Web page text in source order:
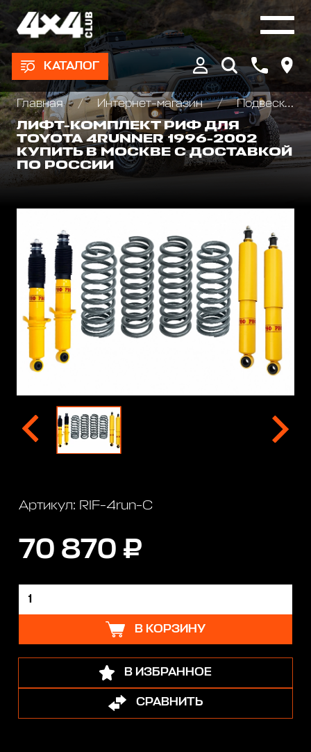
КАТАЛОГ
Главная Интернет-магазин
Подвеска/Лифт комплекты
ЛИФТ-КОМПЛЕКТ РИФ ДЛЯ
TOYOTA 4RUNNER 1996-2002
КУПИТЬ В МОСКВЕ С ДОСТАВКОЙ
ПО РОССИИ
Артикул: RIF-4run-C
70 870 ₽
В КОРЗИНУ
В ИЗБРАННОЕ
СРАВНИТЬ